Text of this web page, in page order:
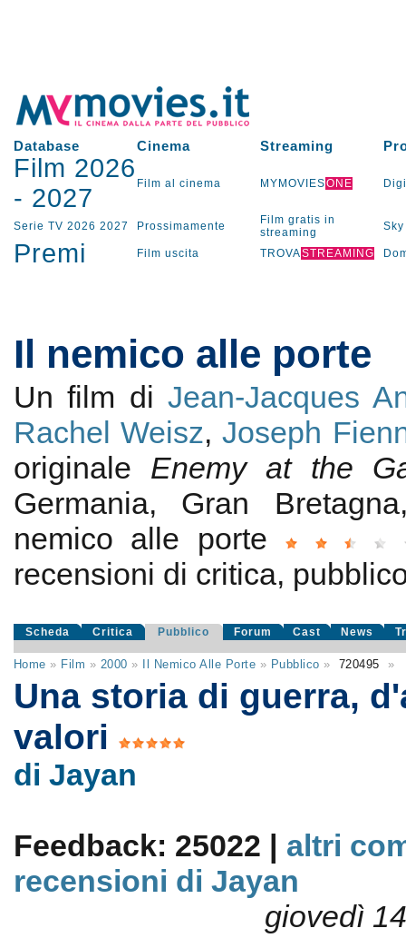
Database Cinema Streaming
Film 2026
- 2027 Film al cinema MYMOVIESONE
Serie TV 2026 2027 Prossimamente
Film gratis in
streaming
Sky
Premi Film uscita TROVASTREAMING
Il nemico alle porte
Un film diJean-Jacques
Rachel Weisz,Joseph
originale Enemy at the
Germania, Gran
nemico alle porte
recensioni di critica,
Scheda Critica Pubblico Forum Cast News
Home » Film » 2000 » Il Nemico Alle Porte » Pubblico » 720495 »
Una storia di guerra,
valori
di Jayan
Feedback: 25022 | altri
recensioni di Jayan
giovedì